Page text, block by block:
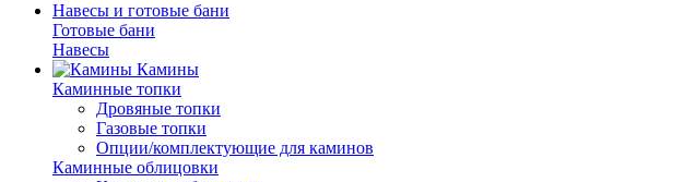
Навесы и готовые бани
Готовые бани
Навесы
Камины
Каминные топки
Дровяные топки
Газовые топки
Опции/комплектующие для каминов
Каминные облицовки